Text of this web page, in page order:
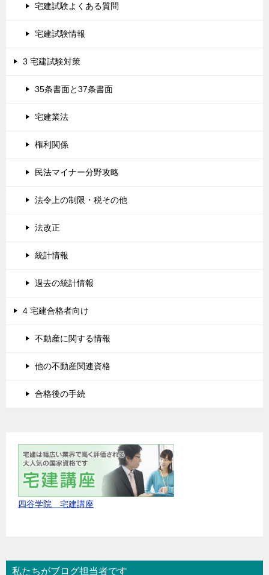
宅建試験よくある質問
宅建試験情報
3 宅建試験対策
35条書面と37条書面
宅建業法
権利関係
民法マイナー分野攻略
法令上の制限・税その他
法改正
統計情報
過去の統計情報
4 宅建合格者向け
不動産に関する情報
他の不動産関連資格
合格後の手続
四谷学院 宅建講座
私たちがブログ担当者です